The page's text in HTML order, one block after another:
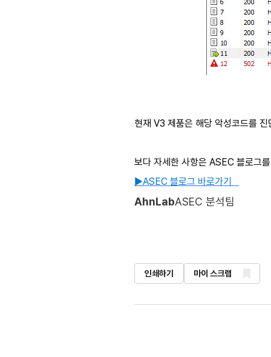
현재 V3 제품은 해당 악성코드를 진
보다 자세한 사항은 ASEC 블로그
▶ASEC 블로그 바로가기​ ​
AhnLabASEC 분석팀
인쇄하기 마이 스크랩